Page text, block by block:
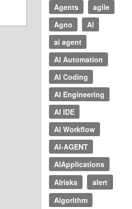
Agents
agile
Agno
AI
ai agent
AI Automation
AI Coding
AI Engineering
AI IDE
AI Workflow
AI-AGENT
AIApplications
AIrisks
alert
Algorithm